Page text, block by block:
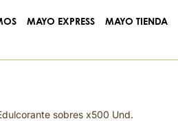
MAYO EXPRESS MAYO TIENDA
sobres x500 Und.